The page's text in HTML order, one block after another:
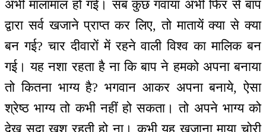
अभी मालामाल हो गई। सब कुछ गंवाया अभी फिर से बाप
द्वारा सर्व खजाने प्राप्त कर लिए, तो मातायें क्या से क्या
बन गई? चार दीवारों में रहने वाली विश्व का मालिक बन
गई। यह नशा रहता है ना कि बाप ने हमको अपना बनाया
तो कितना भाग्य है? भगवान आकर अपना बनाये, ऐसा
श्रेष्ठ भाग्य तो कभी नहीं हो सकता। तो अपने भाग्य को
देख सदा खुश रहती हो ना। कभी यह खजाना माया चोरी